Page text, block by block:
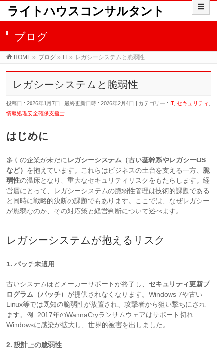
ライトハウスコンサルタント
ブログ
HOME » ブログ » IT » レガシーシステムと脆弱性
レガシーシステムと脆弱性
投稿日 : 2026年1月7日 最終更新日時 : 2026年2月4日 カテゴリー : IT,セキュリティ
情報処理安全確保支援士
はじめに
多くの企業が未だに レガシーシステム（古い基幹系やレガシーOS
など） を抱えています。これらはビジネスの土台を支える一方、 脆
弱性の温床となり、重大なセキュリティリスクをもたらします。経
営層にとって、レガシーシステムの脆弱性管理は技術的課題である
と同時に戦略的決断の課題でもあります。ここでは、なぜレガシー
が脆弱なのか、その対応策と経営判断について述べます。
レガシーシステムが抱えるリスク
1. パッチ未適用
古いシステムほどメーカーサポートが終了し、 セキュリティ更新プ
ログラム（パッチ） が提供されなくなります。Windows 7や古い
Linux等では既知の脆弱性が放置され、攻撃者から狙い撃ちにされ
ます。例: 2017年のWannaCryランサムウェアはサポート切れ
Windowsに感染が拡大し、世界的被害を出しました。
2. 設計上の脆弱性